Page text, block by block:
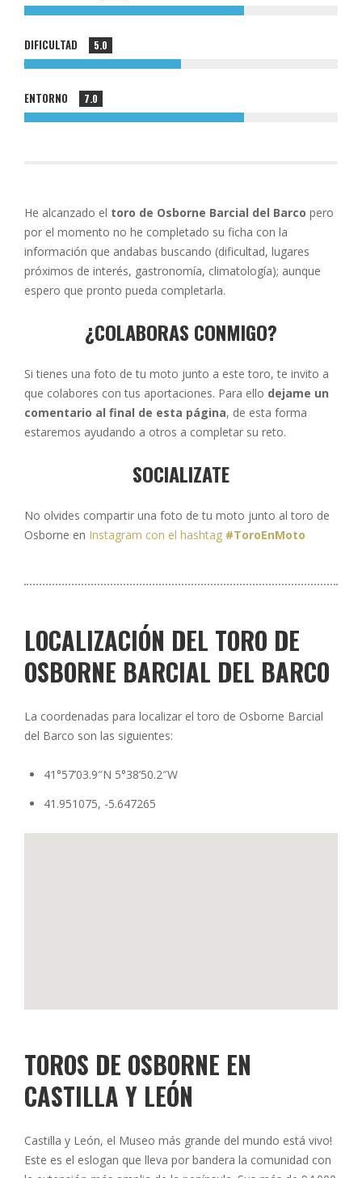
DIFICULTAD 5.0
ENTORNO 7.0
He alcanzado el toro de Osborne Barcial del Barco pero
por el momento no he completado su ficha con la
información que andabas buscando (dificultad, lugares
próximos de interés, gastronomía, climatología); aunque
espero que pronto pueda completarla.
¿COLABORAS CONMIGO?
Si tienes una foto de tu moto junto a este toro, te invito a
que colabores con tus aportaciones. Para ello dejame un
comentario al final de esta página, de esta forma
estaremos ayudando a otros a completar su reto.
SOCIALIZATE
No olvides compartir una foto de tu moto junto al toro de
Osborne en Instagram con el hashtag #ToroEnMoto
LOCALIZACIÓN DEL TORO DE
OSBORNE BARCIAL DEL BARCO
La coordenadas para localizar el toro de Osborne Barcial
del Barco son las siguientes:
41°57’03.9″N 5°38’50.2″W
41.951075, -5.647265
TOROS DE OSBORNE EN
CASTILLA Y LEÓN
Castilla y León, el Museo más grande del mundo está vivo!
Este es el eslogan que lleva por bandera la comunidad con